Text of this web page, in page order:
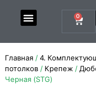
0
Главная / 4.
потолков / Крепеж /
Черная (STG)